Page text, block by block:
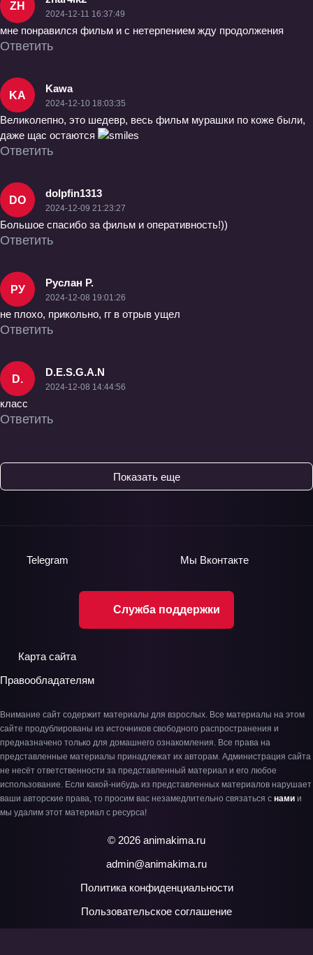
ZH
2024-12-11 16:37:49
мне понравился фильм и с нетерпением жду продолжения
Ответить
KA
Kawa
2024-12-10 18:03:35
Великолепно, это шедевр, весь фильм мурашки по коже были,
даже щас остаются
Ответить
DO
dolpfin1313
2024-12-09 21:23:27
Большое спасибо за фильм и оперативность!))
Ответить
РУ
Руслан Р.
2024-12-08 19:01:26
не плохо, прикольно, гг в отрыв ущел
Ответить
D.
D.E.S.G.A.N
2024-12-08 14:44:56
класс
Ответить
Показать еще
Служба поддержки
Telegram Мы Вконтакте
Карта сайта
Правообладателям
Внимание сайт содержит материалы для взрослых. Все материалы на этом
сайте продублированы из источников свободного распространения и
предназначено только для домашнего ознакомления. Все права на
представленные материалы принадлежат их авторам. Администрация сайта
не несёт ответственности за представленный материал и его любое
использование. Если какой-нибудь из представленных материалов нарушает
ваши авторские права, то просим вас незамедлительно связаться с нами и
мы удалим этот материал с ресурса!
© 2026 animakima.ru
admin@animakima.ru
Политика конфиденциальности
Пользовательское соглашение